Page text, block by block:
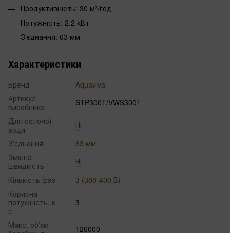
Продуктивність: 30 м³/год
Потужність: 2.2 кВт
З'єднання: 63 мм
Характеристики
Бренд
Aquaviva
Артикул
виробника
STP300T/VWS300T
Для солоної
води
Ні
З'єднання
63 мм
Змінна
швидкість
Ні
Кількість фаз
3 (380-400 В)
Корисна
потужність, к.
с.
3
Макс. об’єм
120000